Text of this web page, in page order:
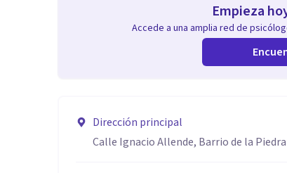
Empieza
Accede a una amplia red de
Dirección principal
Calle Ignacio Allende, Barrio de la